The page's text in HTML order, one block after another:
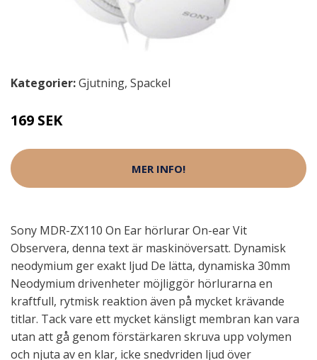
Kategorier:Gjutning, Spackel
169 SEK
MER INFO!
Sony MDR-ZX110 On Ear hörlurar On-ear Vit
Observera, denna text är maskinöversatt. Dynamisk
neodymium ger exakt ljud De lätta, dynamiska 30mm
Neodymium drivenheter möjliggör hörlurarna en
kraftfull, rytmisk reaktion även på mycket krävande
titlar. Tack vare ett mycket känsligt membran kan vara
utan att gå genom förstärkaren skruva upp volymen
och njuta av en klar, icke snedvriden ljud över